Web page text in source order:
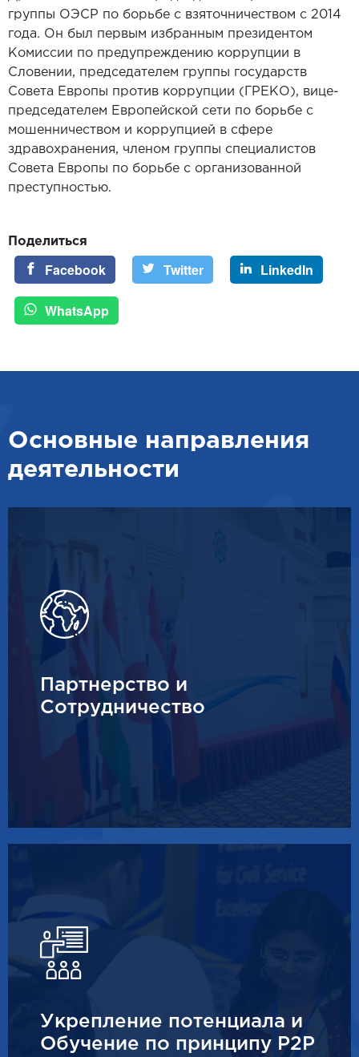
группы ОЭСР по борьбе с взяточничеством с 2014
года. Он был первым избранным президентом
Комиссии по предупреждению коррупции в
Словении, председателем группы государств
Совета Европы против коррупции (ГРЕКО), вице-
председателем Европейской сети по борьбе с
мошенничеством и коррупцией в сфере
здравохранения, членом группы специалистов
Совета Европы по борьбе с организованной
преступностью.
Поделиться
Facebook Twitter LinkedIn
WhatsApp
Основные направления
деятельности
Партнерство и
Сотрудничество
Укрепление потенциала и
Обучение по принципу P2P